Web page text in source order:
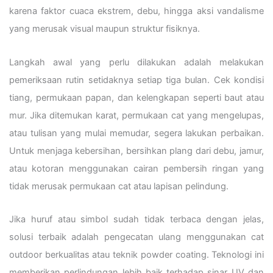
karena faktor cuaca ekstrem, debu, hingga aksi vandalisme
yang merusak visual maupun struktur fisiknya.
Langkah awal yang perlu dilakukan adalah melakukan
pemeriksaan rutin setidaknya setiap tiga bulan. Cek kondisi
tiang, permukaan papan, dan kelengkapan seperti baut atau
mur. Jika ditemukan karat, permukaan cat yang mengelupas,
atau tulisan yang mulai memudar, segera lakukan perbaikan.
Untuk menjaga kebersihan, bersihkan plang dari debu, jamur,
atau kotoran menggunakan cairan pembersih ringan yang
tidak merusak permukaan cat atau lapisan pelindung.
Jika huruf atau simbol sudah tidak terbaca dengan jelas,
solusi terbaik adalah pengecatan ulang menggunakan cat
outdoor berkualitas atau teknik powder coating. Teknologi ini